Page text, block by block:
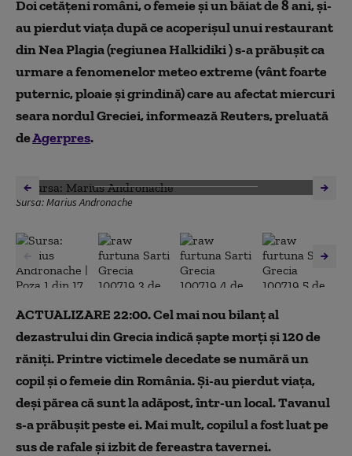
Doi cetăţeni români, o femeie şi un băiat de 8 ani, şi-
au pierdut viaţa după ce acoperişul unui restaurant
din Nea Plagia (regiunea Halkidiki ) s-a prăbuşit ca
urmare a fenomenelor meteo extreme (vânt foarte
puternic, ploaie şi grindină) care au afectat miercuri
seara nordul Greciei, informează Reuters, preluată
deAgerpres.
Sursa: Marius Andronache
ACTUALIZARE 22:00. Cel mai nou bilanț al
dezastrului din Grecia indică șapte morți și 120 de
răniți. Printre victimele decedate se numără un
copil şi o femeie din România. Și-au pierdut viața,
deşi părea că sunt la adăpost, într-un local. Tavanul
s-a prăbuşit peste ei. Mai mult, copilul a fost luat pe
sus de rafale şi izbit de fereastra tavernei.